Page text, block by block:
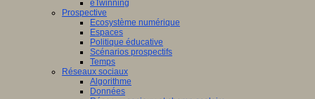
eTwinning
Prospective
Ecosystème numérique
Espaces
Politique éducative
Scénarios prospectifs
Temps
Réseaux sociaux
Algorithme
Données